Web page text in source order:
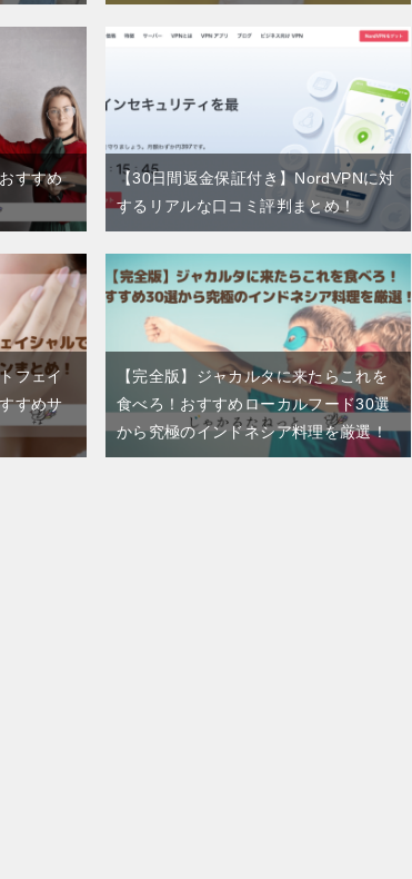
すすめ
【30日間返金保証付き】NordVPNに対
するリアルな口コミ評判まとめ！
フェイ
すめサ
【完全版】ジャカルタに来たらこれを
食べろ！おすすめローカルフード30選
から究極のインドネシア料理を厳選！